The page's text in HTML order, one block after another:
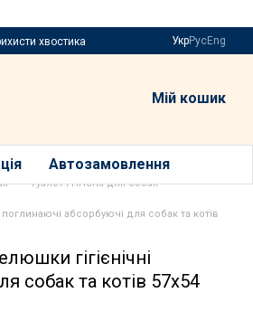
хвостика
УкрРусEng
Мій кошик
Автозамовлення
Туалет і гігієна для собак
абсорбуючі для собак та котів
гігієнічні
собак та котів 57х54